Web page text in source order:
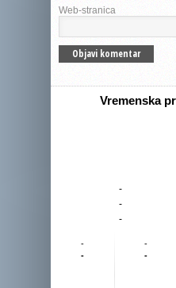
Web-stranica
Vremenska
-
-
-
-
-
-
-